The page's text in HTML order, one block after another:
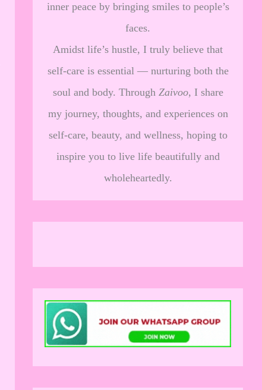
inner peace by bringing smiles to people’s
faces.
Amidst life’s hustle, I truly believe that
self-care is essential — nurturing both the
soul and body. Through Zaivoo, I share
my journey, thoughts, and experiences on
self-care, beauty, and wellness, hoping to
inspire you to live life beautifully and
wholeheartedly.